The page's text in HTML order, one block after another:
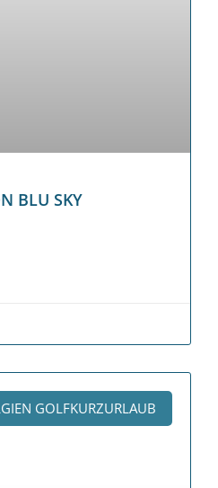
BLU SKY
GOLFKURZURLAUB